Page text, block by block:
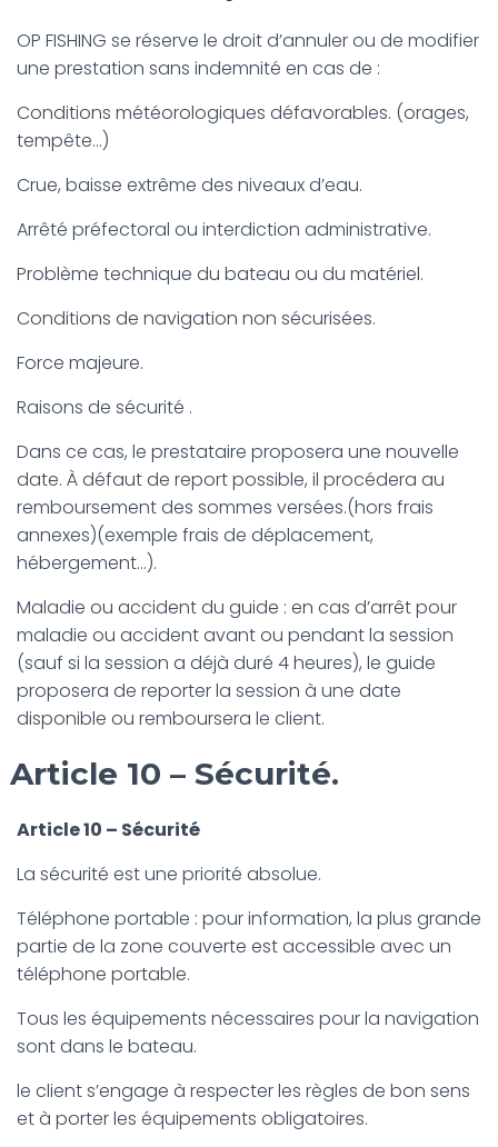
OP FISHING se réserve le droit d’annuler ou de modifier
une prestation sans indemnité en cas de :
Conditions météorologiques défavorables. (orages,
tempête…)
Crue, baisse extrême des niveaux d’eau.
Arrêté préfectoral ou interdiction administrative.
Problème technique du bateau ou du matériel.
Conditions de navigation non sécurisées.
Force majeure.
Raisons de sécurité .
Dans ce cas, le prestataire proposera une nouvelle
date. À défaut de report possible, il procédera au
remboursement des sommes versées.(hors frais
annexes)(exemple frais de déplacement,
hébergement…).
Maladie ou accident du guide : en cas d’arrêt pour
maladie ou accident avant ou pendant la session
(sauf si la session a déjà duré 4 heures), le guide
proposera de reporter la session à une date
disponible ou remboursera le client.
Article 10 – Sécurité.
Article 10 – Sécurité
La sécurité est une priorité absolue.
Téléphone portable : pour information, la plus grande
partie de la zone couverte est accessible avec un
téléphone portable.
Tous les équipements nécessaires pour la navigation
sont dans le bateau.
le client s’engage à respecter les règles de bon sens
et à porter les équipements obligatoires.